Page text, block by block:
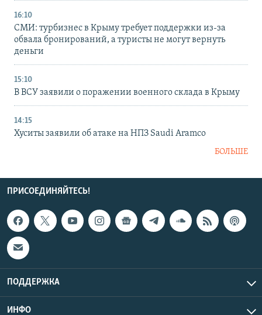
16:10
СМИ: турбизнес в Крыму требует поддержки из-за
обвала бронирований, а туристы не могут вернуть
деньги
15:10
В ВСУ заявили о поражении военного склада в Крыму
14:15
Хуситы заявили об атаке на НПЗ Saudi Aramco
БОЛЬШЕ
ПРИСОЕДИНЯЙТЕСЬ!
ПОДДЕРЖКА
ИНФО